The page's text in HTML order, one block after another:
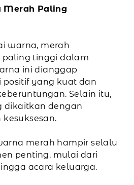
Merah Paling
warna, merah
paling tinggi dalam
ini dianggap
positif yang kuat dan
Selain itu,
dikaitkan dengan
merah hampir selalu
penting, mulai dari
acara keluarga.